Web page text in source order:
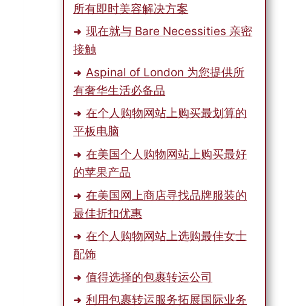
所有即时美容解决方案
现在就与 Bare Necessities 亲密
接触
Aspinal of London 为您提供所
有奢华生活必备品
在个人购物网站上购买最划算的
平板电脑
在美国个人购物网站上购买最好
的苹果产品
在美国网上商店寻找品牌服装的
最佳折扣优惠
在个人购物网站上选购最佳女士
配饰
值得选择的包裹转运公司
利用包裹转运服务拓展国际业务